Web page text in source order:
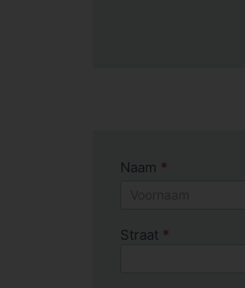
Sollicitatieformulier
Naam *
Straat *